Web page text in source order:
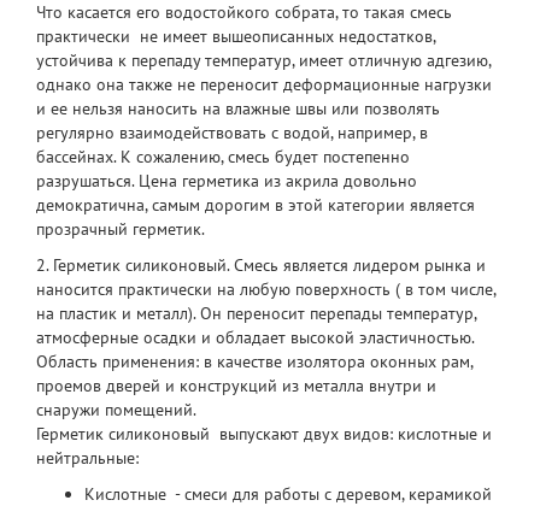
Что касается его водостойкого собрата, то такая смесь
практически не имеет вышеописанных недостатков,
устойчива к перепаду температур, имеет отличную адгезию,
однако она также не переносит деформационные нагрузки
и ее нельзя наносить на влажные швы или позволять
регулярно взаимодействовать с водой, например, в
бассейнах. К сожалению, смесь будет постепенно
разрушаться. Цена герметика из акрила довольно
демократична, самым дорогим в этой категории является
прозрачный герметик.
2.Герметик силиконовый.Смесь является лидером рынка и
наносится практически на любую поверхность ( в том числе,
на пластик и металл). Он переносит перепады температур,
атмосферные осадки и обладает высокой эластичностью.
Область применения: в качестве изолятора оконных рам,
проемов дверей и конструкций из металла внутри и
снаружи помещений.
Герметик силиконовый выпускают двух видов: кислотные и
нейтральные:
Кислотные - смеси для работы с деревом, керамикой